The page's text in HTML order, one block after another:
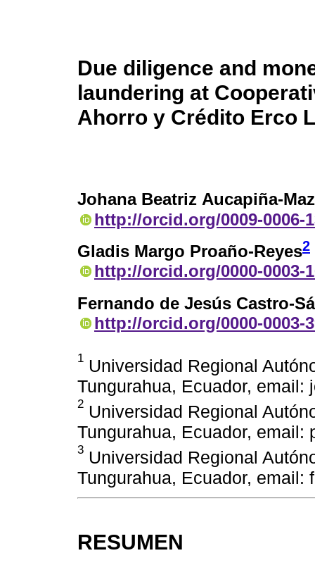
Due diligence and
laundering at
Ahorro y Crédito Erco
Johana Beatriz Aucapiña-
http://orcid.org/0009-0006-
Gladis Margo Proaño-Reyes2
http://orcid.org/0000-0003-
Fernando de Jesús Castro-
http://orcid.org/0000-0003-
1 Universidad Regional
Tungurahua, Ecuador, email:
2 Universidad Regional
Tungurahua, Ecuador, email:
3 Universidad Regional
Tungurahua, Ecuador, email:
RESUMEN